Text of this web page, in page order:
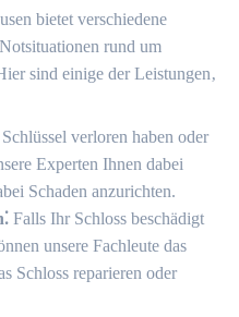
bietet verschiedene
rund um
sind einige der Leistungen‚
verloren haben oder
Experten Ihnen dabei
Schaden anzurichten.
Falls Ihr Schloss beschädigt
unsere Fachleute das
Schloss reparieren oder